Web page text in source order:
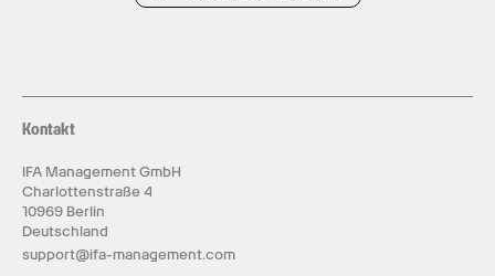
Kontakt
IFA Management GmbH
Charlottenstraße 4
10969 Berlin
Deutschland
support@ifa-management.com